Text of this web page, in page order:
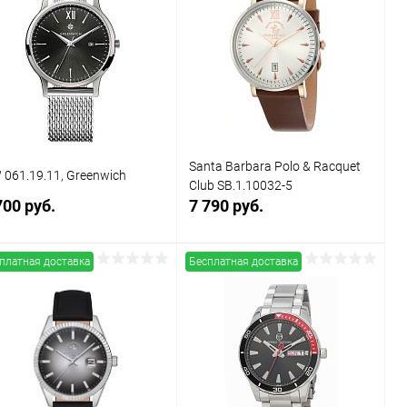
Купить в 1
Сравнение
В избранное В наличии
Купить в 1
Сравнение
В избранное В наличии
061.19.11, Greenwich
руб.
Купить в 1
В избранное В наличии
Santa Barbara Polo & Racquet
Club SB.1.10032-5
7 790 руб.
Купить в 1
Сравнение
В избранное В наличии
доставка Бесплатная доставка